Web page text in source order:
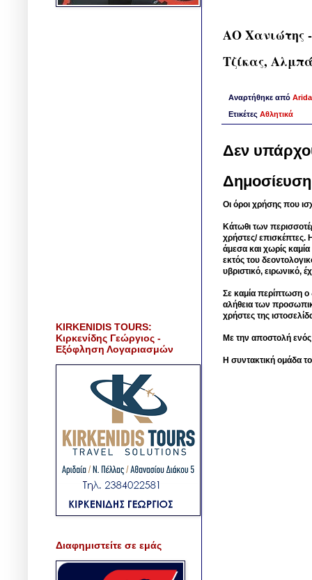
ΑΟ Χανιώτης
Τζίκας,
Αναρτήθηκε από
Ετικέτες Αθλητικά
Δεν
Οι όροι χρήσης που
Κάτωθι των
χρήστες/ επισκέπτες.
άμεσα και χωρίς
εκτός του
υβριστικό, ειρωνικό,
Σε καμία περίπτωση ο
αλήθεια των
χρήστες της
Με την αποστολή
Η συντακτική ομάδα
KIRKENIDIS TOURS:
Κιρκενίδης Γεώργιος -
Εξόφληση Λογαριασμών
Διαφημιστείτε σε εμάς